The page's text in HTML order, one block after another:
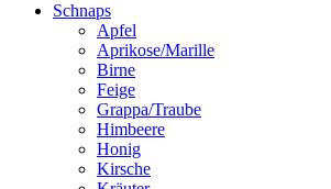
Schnaps
Apfel
Aprikose/Marille
Birne
Feige
Grappa/Traube
Himbeere
Honig
Kirsche